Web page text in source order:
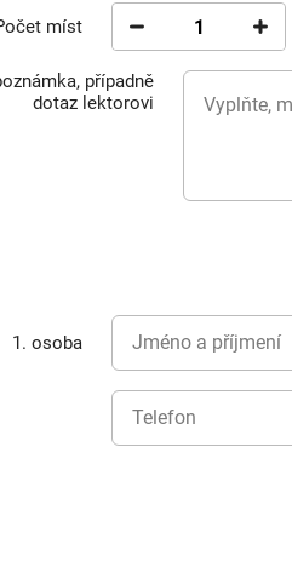
míst
případně
dotaz lektorovi
1. osoba